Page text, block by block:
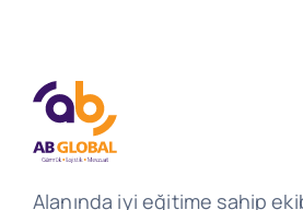
Alanında iyi eğitime sahip